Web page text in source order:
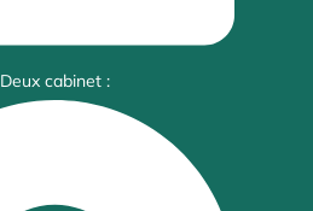
Deux cabinet :